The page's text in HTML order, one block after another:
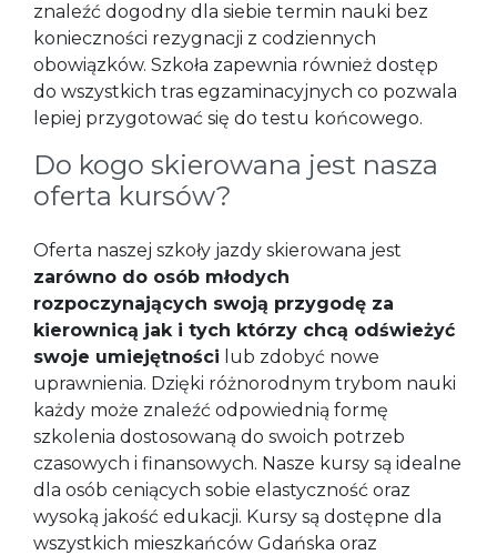
znaleźć dogodny dla siebie termin nauki bez
konieczności rezygnacji z codziennych
obowiązków. Szkoła zapewnia również dostęp
do wszystkich tras egzaminacyjnych co pozwala
lepiej przygotować się do testu końcowego.
Do kogo skierowana jest nasza
oferta kursów?
Oferta naszej szkoły jazdy skierowana jest
zarówno do osób młodych
rozpoczynających swoją przygodę za
kierownicą jak i tych którzy chcą odświeżyć
swoje umiejętności lub zdobyć nowe
uprawnienia. Dzięki różnorodnym trybom nauki
każdy może znaleźć odpowiednią formę
szkolenia dostosowaną do swoich potrzeb
czasowych i finansowych. Nasze kursy są idealne
dla osób ceniących sobie elastyczność oraz
wysoką jakość edukacji. Kursy są dostępne dla
wszystkich mieszkańców Gdańska oraz